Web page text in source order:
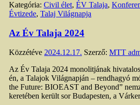
Kategória: Civil élet, ÉV Talaja,
Évtizede, Talaj Világnapja
Az Év Talaja 2024
Közzétéve 2024.12.17. Szerző: MTT
Az Év Talaja 2024 monolitjának
én, a Talajok Világnapján – rendhagyó
the Future: BIOEAST and Beyond”
keretében került sor Budapesten, a